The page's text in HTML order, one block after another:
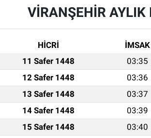
VİRANŞEHİR
HİCRİ İMSAK
11 Safer 1448 03:35
12 Safer 1448 03:36
13 Safer 1448 03:37
14 Safer 1448 03:39
15 Safer 1448 03:40